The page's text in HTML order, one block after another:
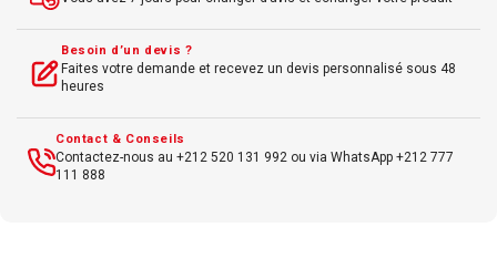
Rendement : Permet d'imprimer jusqu'à
250 pages (selon le standard ISO/IEC
Besoin d’un devis ?
Faites votre demande et recevez un devis personnalisé sous 48
heures
Contact & Conseils
Contactez-nous au +212 520 131 992 ou via WhatsApp +212 777
111 888